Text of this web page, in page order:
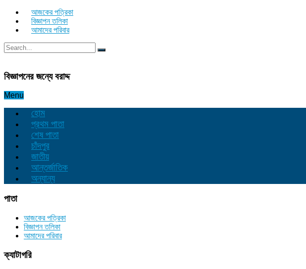
আজকের পত্রিকা
বিজ্ঞাপন তলিকা
আমাদের পরিবার
বিজ্ঞাপনের জন্যে বরাদ্দ
Menu
হোম
প্রথম পাতা
শেষ পাতা
চাঁদপুর
জাতীয়
আন্তর্জাতিক
অন্যান্য
পাতা
আজকের পত্রিকা
বিজ্ঞাপন তলিকা
আমাদের পরিবার
ক্যাটাগরি